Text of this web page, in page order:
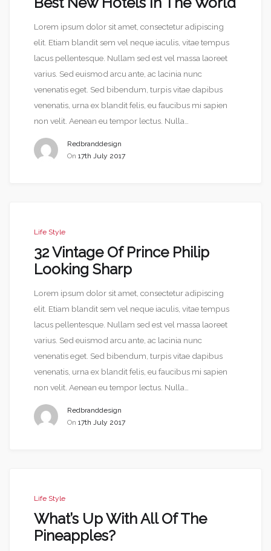
Lorem ipsum dolor sit amet, consectetur adipiscing
elit. Etiam blandit sem vel neque iaculis, vitae tempus
lacus pellentesque. Nullam sed est vel massa laoreet
varius. Sed euismod arcu ante, ac lacinia nunc
venenatis eget. Sed bibendum, turpis vitae dapibus
venenatis, urna ex blandit felis, eu faucibus mi sapien
non velit. Aenean eu tempor lectus. Nulla…
Redbranddesign
On 17th July 2017
Life Style
32 Vintage Of Prince Philip
Looking Sharp
Lorem ipsum dolor sit amet, consectetur adipiscing
elit. Etiam blandit sem vel neque iaculis, vitae tempus
lacus pellentesque. Nullam sed est vel massa laoreet
varius. Sed euismod arcu ante, ac lacinia nunc
venenatis eget. Sed bibendum, turpis vitae dapibus
venenatis, urna ex blandit felis, eu faucibus mi sapien
non velit. Aenean eu tempor lectus. Nulla…
Redbranddesign
On 17th July 2017
Life Style
What’s Up With All Of The
Pineapples?